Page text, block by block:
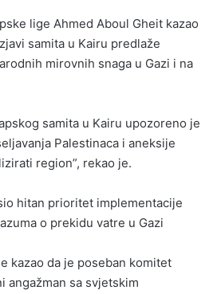
lige Ahmed Aboul Gheit kazao
samita u Kairu predlaže
mirovnih snaga u Gazi i na
samita u Kairu upozoreno je
Palestinaca i aneksije
region”, rekao je.
hitan prioritet implementacije
o prekidu vatre u Gazi
kazao da je poseban komitet
angažman sa svjetskim